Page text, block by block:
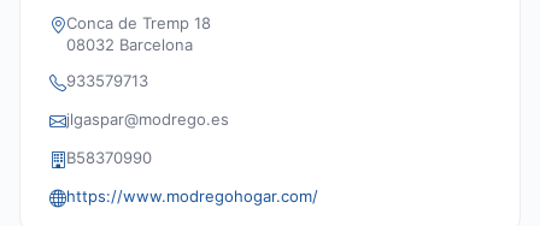
Conca de Tremp 18
08032 Barcelona
933579713
jlgaspar@modrego.es
B58370990
https://www.modregohogar.com/